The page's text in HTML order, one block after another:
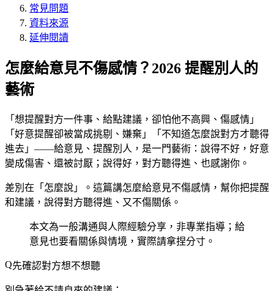
常見問題
資料來源
延伸閱讀
怎麼給意見不傷感情？2026 提醒別人的
藝術
「想提醒對方一件事、給點建議，卻怕他不高興、傷感情」
「好意提醒卻被當成挑剔、嫌棄」「不知道怎麼說對方才聽得
進去」——給意見、提醒別人，是一門藝術：說得不好，好意
變成傷害、還被討厭；說得好，對方聽得進、也感謝你。
差別在「怎麼說」。這篇講怎麼給意見不傷感情，幫你把提醒
和建議，說得對方聽得進、又不傷關係。
本文為一般溝通與人際經驗分享，非專業指導；給
意見也要看關係與情境，實際請拿捏分寸。
先確認對方想不想聽